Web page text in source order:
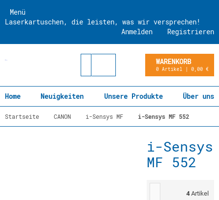
Menü
Laserkartuschen, die leisten, was wir versprechen!
Registrieren
Anmelden
WARENKORB
0 Artikel | 0,00 €
Home Neuigkeiten Unsere Produkte Über uns
Startseite CANON i-Sensys MF i-Sensys MF 552
i-Sensys
MF 552
4 Artikel